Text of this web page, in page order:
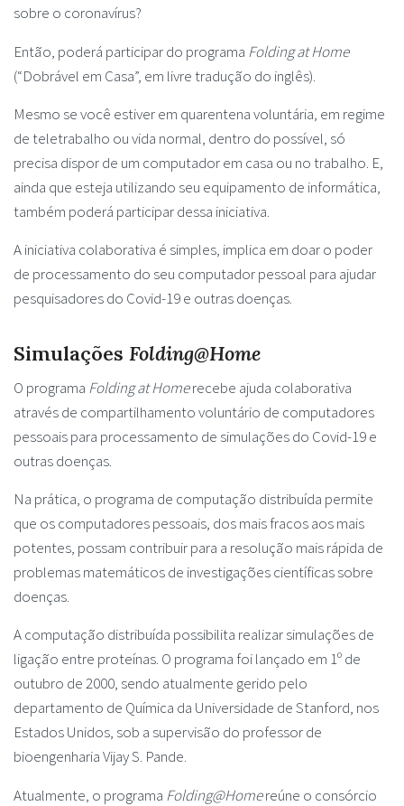
sobre o coronavírus?
Então, poderá participar do programa Folding at Home
(“Dobrável em Casa”, em livre tradução do inglês).
Mesmo se você estiver em quarentena voluntária, em regime
de teletrabalho ou vida normal, dentro do possível, só
precisa dispor de um computador em casa ou no trabalho. E,
ainda que esteja utilizando seu equipamento de informática,
também poderá participar dessa iniciativa.
A iniciativa colaborativa é simples, implica em doar o poder
de processamento do seu computador pessoal para ajudar
pesquisadores do Covid-19 e outras doenças.
Simulações Folding@Home
O programa Folding at Homerecebe ajuda colaborativa
através de compartilhamento voluntário de computadores
pessoais para processamento de simulações do Covid-19 e
outras doenças.
Na prática, o programa de computação distribuída permite
que os computadores pessoais, dos mais fracos aos mais
potentes, possam contribuir para a resolução mais rápida de
problemas matemáticos de investigações científicas sobre
doenças.
A computação distribuída possibilita realizar simulações de
ligação entre proteínas. O programa foi lançado em 1º de
outubro de 2000, sendo atualmente gerido pelo
departamento de Química da Universidade de Stanford, nos
Estados Unidos, sob a supervisão do professor de
bioengenharia Vijay S. Pande.
Atualmente, o programa Folding@Homereúne o consórcio